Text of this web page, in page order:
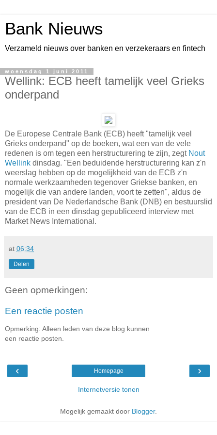
Bank Nieuws
Verzameld nieuws over banken en verzekeraars en fintech
woensdag 1 juni 2011
Wellink: ECB heeft tamelijk veel Grieks
onderpand
De Europese Centrale Bank (ECB) heeft "tamelijk veel
Grieks onderpand" op de boeken, wat een van de vele
redenen is om tegen een herstructurering te zijn, zegt Nout
Wellink dinsdag. "Een beduidende herstructurering kan z'n
weerslag hebben op de mogelijkheid van de ECB z'n
normale werkzaamheden tegenover Griekse banken, en
mogelijk die van andere landen, voort te zetten", aldus de
president van De Nederlandsche Bank (DNB) en bestuurslid
van de ECB in een dinsdag gepubliceerd interview met
Market News International.
at 06:34
Delen
Geen opmerkingen:
Een reactie posten
Opmerking: Alleen leden van deze blog kunnen
een reactie posten.
‹ ›
Homepage
Internetversie tonen
Mogelijk gemaakt door Blogger.